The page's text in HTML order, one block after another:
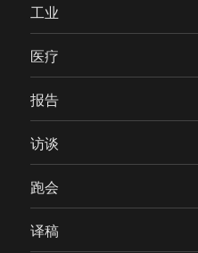
工业
医疗
报告
访谈
跑会
译稿